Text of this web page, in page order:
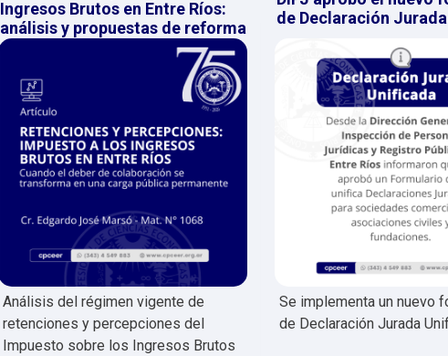
Ingresos Brutos en Entre Ríos:
análisis y propuestas de reforma
Análisis del régimen vigente de
retenciones y percepciones del
Impuesto sobre los Ingresos Brutos
de Declaración
Se implementa un nuevo
de Declaración Jurada